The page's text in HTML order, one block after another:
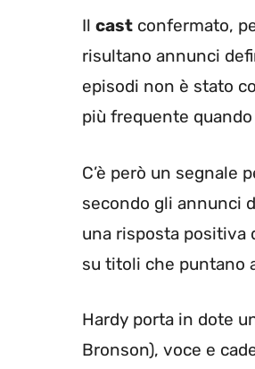
Il cast confermato,
risultano annunci
episodi non è stato
più frequente
C’è però un segnale
secondo gli annunci
una risposta positiva
su titoli che puntano
Hardy porta in dote
Bronson), voce e